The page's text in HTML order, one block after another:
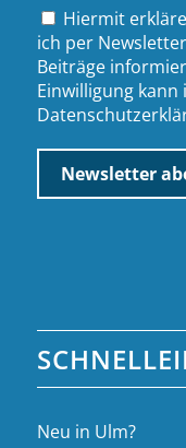
Hiermit
ich per
Beiträge
Einwilligung
Neu in Ulm?